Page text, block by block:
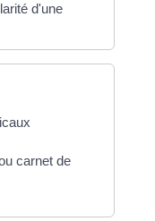
d'une
carnet de